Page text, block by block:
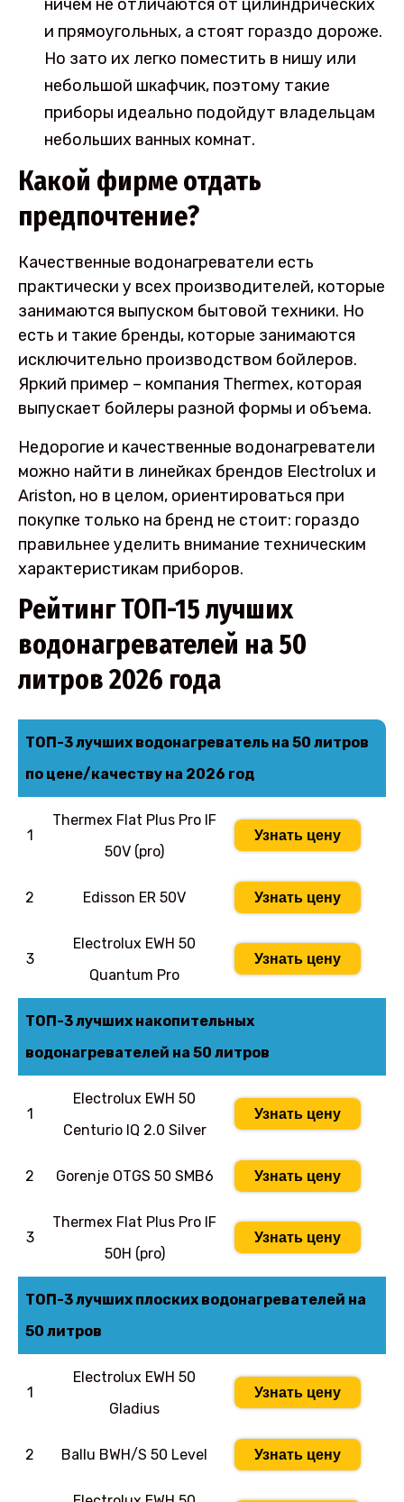
ничем не отличаются от цилиндрических
и прямоугольных, а стоят гораздо дороже.
Но зато их легко поместить в нишу или
небольшой шкафчик, поэтому такие
приборы идеально подойдут владельцам
небольших ванных комнат.
Какой фирме отдать
предпочтение?
Качественные водонагреватели есть
практически у всех производителей, которые
занимаются выпуском бытовой техники. Но
есть и такие бренды, которые занимаются
исключительно производством бойлеров.
Яркий пример – компания Thermex, которая
выпускает бойлеры разной формы и объема.
Недорогие и качественные водонагреватели
можно найти в линейках брендов Electrolux и
Ariston, но в целом, ориентироваться при
покупке только на бренд не стоит: гораздо
правильнее уделить внимание техническим
характеристикам приборов.
Рейтинг ТОП-15 лучших
водонагревателей на 50
литров 2026 года
ТОП-3 лучших водонагреватель на 50 литров
по цене/качеству на 2026 год
1
Thermex Flat Plus Pro IF
50V (pro)
Узнать цену
2 Edisson ER 50V Узнать цену
3
Electrolux EWH 50
Quantum Pro
Узнать цену
ТОП-3 лучших накопительных
водонагревателей на 50 литров
1
Electrolux EWH 50
Centurio IQ 2.0 Silver
Узнать цену
2 Gorenje OTGS 50 SMB6 Узнать цену
3
Thermex Flat Plus Pro IF
50H (pro)
Узнать цену
ТОП-3 лучших плоских водонагревателей на
50 литров
1
Electrolux EWH 50
Gladius
Узнать цену
2 Ballu BWH/S 50 Level Узнать цену